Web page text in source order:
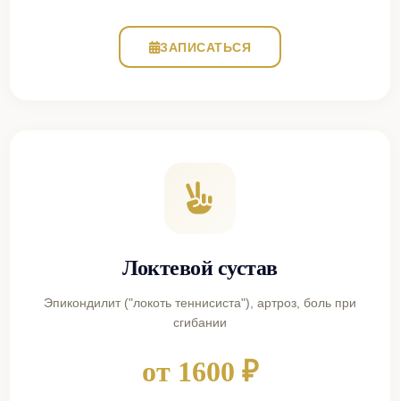
ЗАПИСАТЬСЯ
Локтевой сустав
Эпикондилит ("локоть теннисиста"), артроз, боль при
сгибании
от 1600 ₽